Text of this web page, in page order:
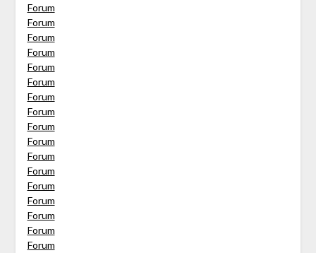
Forum
Forum
Forum
Forum
Forum
Forum
Forum
Forum
Forum
Forum
Forum
Forum
Forum
Forum
Forum
Forum
Forum